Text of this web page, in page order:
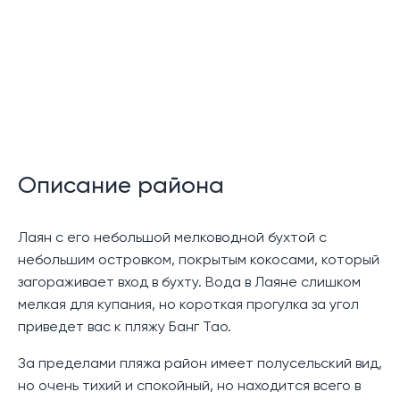
осуществляется через верхний уровень, где есть
навес для машины и 1-я гостевая спальня с ванной
Ступени ведут вниз на нижний уровень, где есть
светлая гостиная и столовая открытой планировки
с высоким потолком, полностью оборудованная
современная кухня с островом и еще 2 спальни,
Главная спальня может похвастаться прямым
выходом к бассейну и собственной ванной комнатой
Описание района
Лаян с его небольшой мелководной бухтой с
небольшим островком, покрытым кокосами, который
загораживает вход в бухту. Вода в Лаяне слишком
мелкая для купания, но короткая прогулка за угол
приведет вас к пляжу Банг Тао.
За пределами пляжа район имеет полусельский вид,
но очень тихий и спокойный, но находится всего в